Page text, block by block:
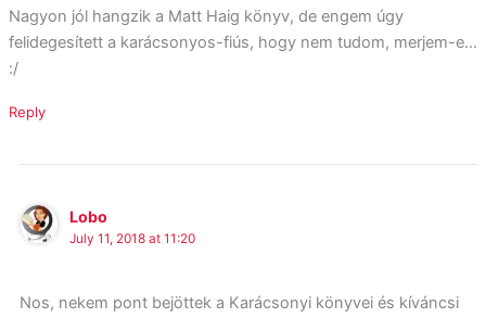
Nagyon jól hangzik a Matt Haig könyv, de engem úgy
felidegesített a karácsonyos-fiús, hogy nem tudom, merjem-e…
:/
Reply
Lobo
July 11, 2018 at 11:20
Nos, nekem pont bejöttek a Karácsonyi könyvei és kíváncsi